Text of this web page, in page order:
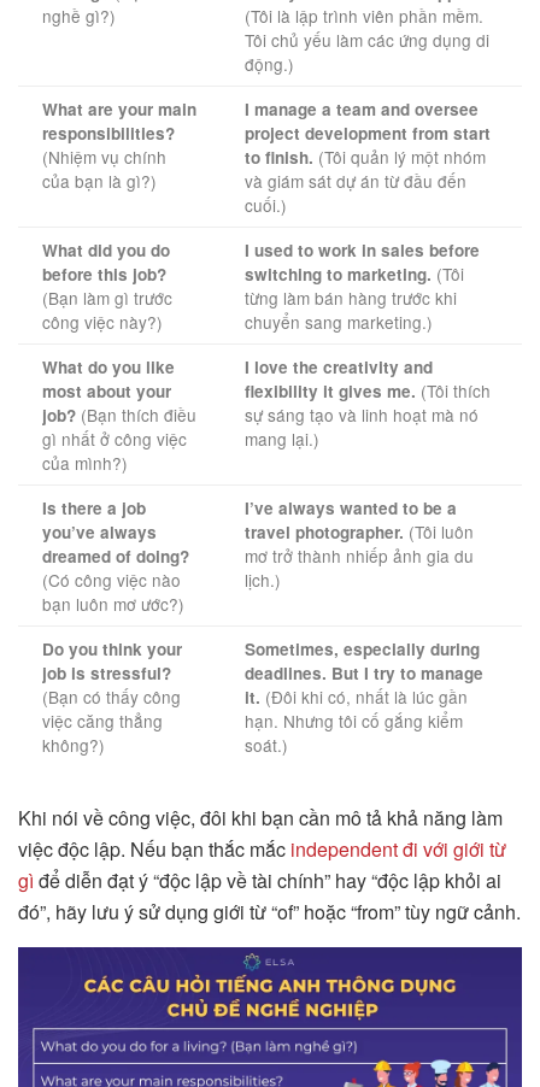
nghề gì?)
(Tôi là lập trình viên phần mềm.
Tôi chủ yếu làm các ứng dụng di
động.)
What are your main
responsibilities?
(Nhiệm vụ chính
của bạn là gì?)
I manage a team and oversee
project development from start
to finish. (Tôi quản lý một nhóm
và giám sát dự án từ đầu đến
cuối.)
What did you do
before this job?
(Bạn làm gì trước
công việc này?)
I used to work in sales before
switching to marketing. (Tôi
từng làm bán hàng trước khi
chuyển sang marketing.)
What do you like
most about your
job? (Bạn thích điều
gì nhất ở công việc
của mình?)
I love the creativity and
flexibility it gives me. (Tôi thích
sự sáng tạo và linh hoạt mà nó
mang lại.)
Is there a job
you’ve always
dreamed of doing?
(Có công việc nào
bạn luôn mơ ước?)
I’ve always wanted to be a
travel photographer. (Tôi luôn
mơ trở thành nhiếp ảnh gia du
lịch.)
Do you think your
job is stressful?
(Bạn có thấy công
việc căng thẳng
không?)
Sometimes, especially during
deadlines. But I try to manage
it. (Đôi khi có, nhất là lúc gần
hạn. Nhưng tôi cố gắng kiểm
soát.)
Khi nói về công việc, đôi khi bạn cần mô tả khả năng làm
việc độc lập. Nếu bạn thắc mắc independent đi với giới từ
gì để diễn đạt ý “độc lập về tài chính” hay “độc lập khỏi ai
đó”, hãy lưu ý sử dụng giới từ “of” hoặc “from” tùy ngữ cảnh.